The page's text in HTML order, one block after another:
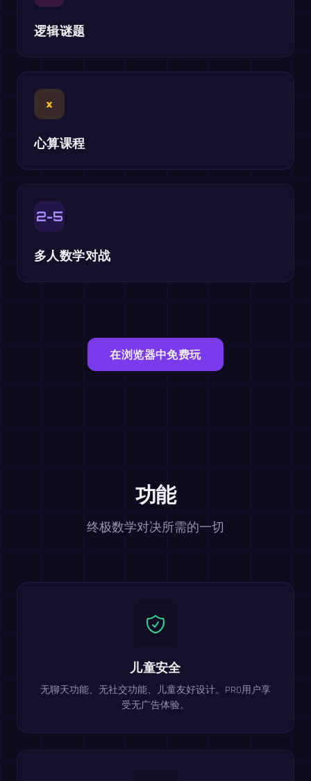
逻辑谜题
×
心算课程
2-5
多人数学对战
在浏览器中免费玩
功能
终极数学对决所需的一切
儿童安全
无聊天功能、无社交功能、儿童友好设计。PRO用户享
受无广告体验。